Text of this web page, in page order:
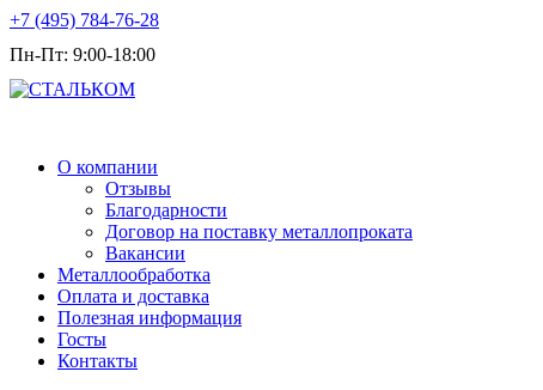
+7 (495) 784-76-28
Пн-Пт: 9:00-18:00
О компании
Отзывы
Благодарности
Договор на поставку металлопроката
Вакансии
Металлообработка
Оплата и доставка
Полезная информация
Госты
Контакты